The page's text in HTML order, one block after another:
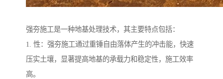
强夯施工是一种地基处理技术，其主要特点包括：
1. 性：强夯施工通过重锤自由落体产生的冲击能，快速
压实土壤，显著提高地基的承载力和稳定性，施工效率
高。